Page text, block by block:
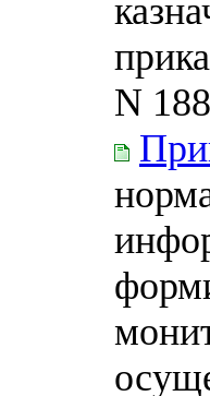
N 188